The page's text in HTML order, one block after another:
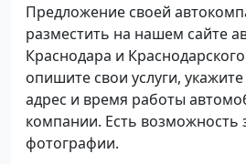
Предложение своей
разместить на нашем сайте
Краснодара и
опишите свои услуги,
адрес и время работы
компании. Есть возможность
фотографии.